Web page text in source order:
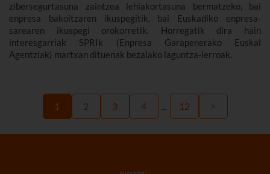
zibersegurtasuna zaintzea lehiakortasuna bermatzeko, bai
enpresa bakoitzaren ikuspegitik, bai Euskadiko enpresa-
sarearen ikuspegi orokorretik. Horregatik dira hain
interesgarriak SPRIk (Enpresa Garapenerako Euskal
Agentziak) martxan dituenak bezalako laguntza-lerroak.
1 2 3 4 ... 12 >